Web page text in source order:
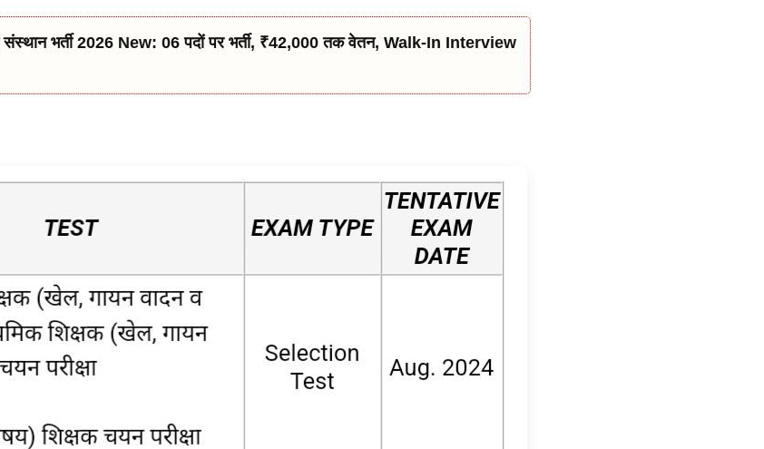
संस्थान भर्ती 2026 New: 06 पदों पर भर्ती, ₹42,000 तक वेतन, Walk-In Interview